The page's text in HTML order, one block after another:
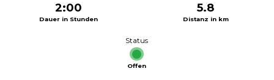
2:00
Dauer in Stunden
5.8
Distanz in km
Status
Offen